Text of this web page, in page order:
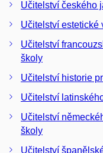
Učitelství českého
Učitelství estetické
Učitelství
školy
Učitelství historie
Učitelství
Učitelství
školy
Učitelství